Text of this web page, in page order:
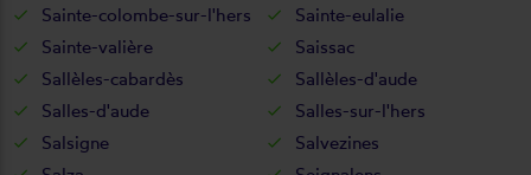
Sainte-colombe-sur-l'hers
Sainte-eulalie
Sainte-valière
Saissac
Sallèles-cabardès
Sallèles-d'aude
Salles-d'aude
Salles-sur-l'hers
Salsigne
Salvezines